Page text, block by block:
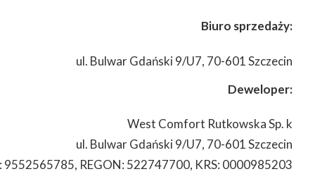
Biuro sprzedaży:
ul. Bulwar Gdański 9/U7, 70-601 Szczecin
Deweloper:
West Comfort Rutkowska Sp. k
ul. Bulwar Gdański 9/U7, 70-601 Szczecin
9552565785, REGON: 522747700, KRS: 0000985203